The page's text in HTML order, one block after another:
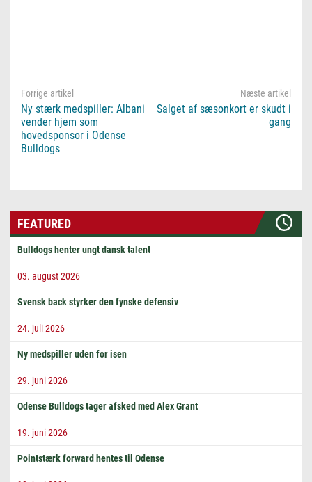
Ny stærk medspiller: Albani
vender hjem som
hovedsponsor i Odense
Bulldogs
Salget af sæsonkort er skudt i
gang
FEATURED
Bulldogs henter ungt dansk talent
03. august 2026
Svensk back styrker den fynske defensiv
24. juli 2026
Ny medspiller uden for isen
29. juni 2026
Odense Bulldogs tager afsked med Alex Grant
19. juni 2026
Pointstærk forward hentes til Odense